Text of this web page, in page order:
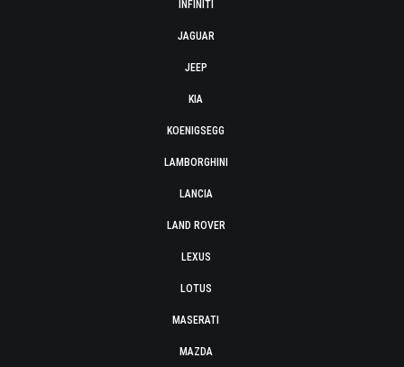
INFINITI
JAGUAR
JEEP
KIA
KOENIGSEGG
LAMBORGHINI
LANCIA
LAND ROVER
LEXUS
LOTUS
MASERATI
MAZDA